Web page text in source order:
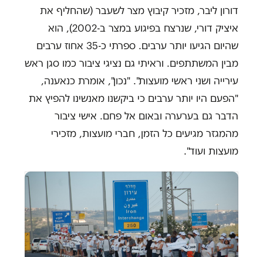
דורון ליבר, מזכיר קיבוץ מצר לשעבר (שהחליף את
איציק דורי, שנרצח בפיגוע במצר ב-2002), הוא
שהיום הגיעו יותר ערבים. ספרתי כ-35 אחוז ערבים
מבין המשתתפים. וראיתי גם נציגי ציבור כמו סגן ראש
עירייה ושני ראשי מועצות". "נכון", אומרת כנאענה,
"הפעם היו יותר ערבים כי ביקשנו מאנשינו להפיץ את
הדבר גם בערערה ובאום אל פחם. אישי ציבור
מהמגזר מגיעים כל הזמן, חברי מועצות, מזכירי
מועצות ועוד".